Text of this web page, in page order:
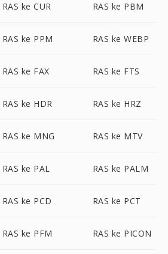
RAS ke CUR RAS ke PBM
RAS ke PPM RAS ke WEBP
RAS ke FAX RAS ke FTS
RAS ke HDR RAS ke HRZ
RAS ke MNG RAS ke MTV
RAS ke PAL RAS ke PALM
RAS ke PCD RAS ke PCT
RAS ke PFM RAS ke PICON